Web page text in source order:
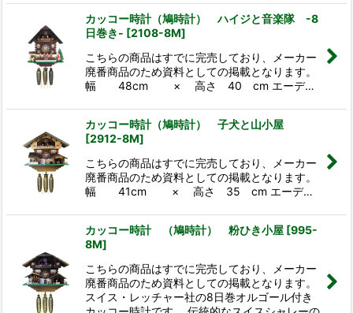
カッコー時計（鳩時計） ハイジと音楽隊 -8
日巻き- [2108-8M]
こちらの商品はすでに完売しており、メーカー
廃番商品のため資料としての掲載となります。
幅 48cm × 高さ 40 cm エーデ…
カッコー時計（鳩時計） 子犬と山小屋
[2912-8M]
こちらの商品はすでに完売しており、メーカー
廃番商品のため資料としての掲載となります。
幅 41cm × 高さ 35 cm エーデ…
カッコー時計 （鳩時計） 粉ひき小屋 [995-
8M]
こちらの商品はすでに完売しており、メーカー
廃番商品のため資料としての掲載となります。
スイス・レッチャー社の8日巻オルゴール付き